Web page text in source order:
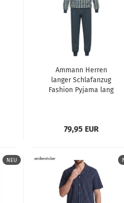
Ammann Herren
langer Schlafanzug
Fashion Pyjama lang
79,95 EUR
NEU